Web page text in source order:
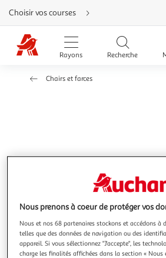
Aller
directement
au
contenu
Aller
directement
Aller
besoin
Choisir vos courses
Rayons Recherche
Chairs et farces
Nous prenons à coeur de protéger vos
Nous et nos 68 partenaires stockons et accédons à
telles que des données de navigation ou des
appareil. Si vous sélectionnez "J'accepte", les
charge les finalités affichées dans la section «